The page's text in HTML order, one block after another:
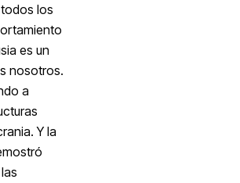
los
es un
nosotros.
a
Y la